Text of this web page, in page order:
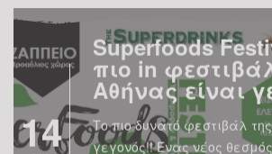
14
Superfoods
πιο in
Αθήνας είναι
Το πιο δυνατό φεστιβάλ
γεγονός!! Ένας νέος